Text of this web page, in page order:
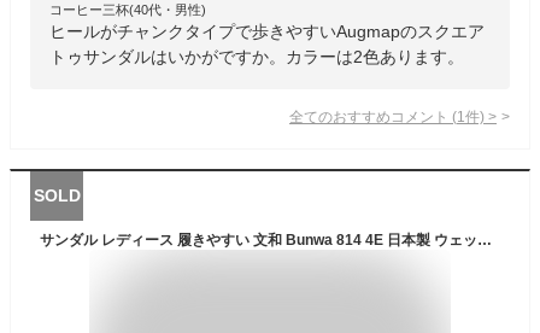
コーヒー三杯(40代・男性)
ヒールがチャンクタイプで歩きやすいAugmapのスクエア
トゥサンダルはいかがですか。カラーは2色あります。
全てのおすすめコメント (1 件) >
SOLD
サンダル レディース 履きやすい 文和 Bunwa 814 4E 日本製 ウェッジサンダル 軽量 幅広 つっかけ モード履き ヘップ 母の日 敬老の日 ギフト プレゼント